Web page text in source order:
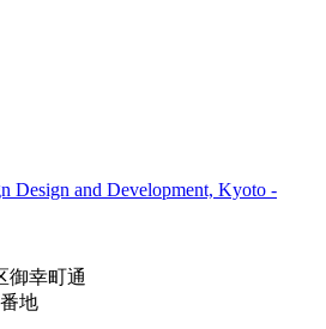
Design and Development, Kyoto -
御幸町通
地